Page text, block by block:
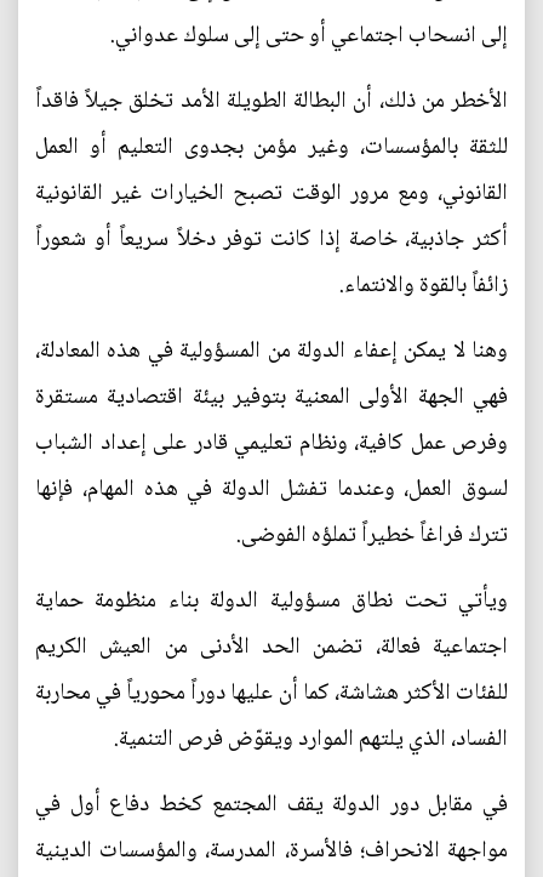
إلى انسحاب اجتماعي أو حتى إلى سلوك عدواني.
الأخطر من ذلك، أن البطالة الطويلة الأمد تخلق جيلاً فاقداً
للثقة بالمؤسسات، وغير مؤمن بجدوى التعليم أو العمل
القانوني، ومع مرور الوقت تصبح الخيارات غير القانونية
أكثر جاذبية، خاصة إذا كانت توفر دخلاً سريعاً أو شعوراً
زائفاً بالقوة والانتماء.
وهنا لا يمكن إعفاء الدولة من المسؤولية في هذه المعادلة،
فهي الجهة الأولى المعنية بتوفير بيئة اقتصادية مستقرة
وفرص عمل كافية، ونظام تعليمي قادر على إعداد الشباب
لسوق العمل، وعندما تفشل الدولة في هذه المهام، فإنها
تترك فراغاً خطيراً تملؤه الفوضى.
ويأتي تحت نطاق مسؤولية الدولة بناء منظومة حماية
اجتماعية فعالة، تضمن الحد الأدنى من العيش الكريم
للفئات الأكثر هشاشة، كما أن عليها دوراً محورياً في محاربة
الفساد، الذي يلتهم الموارد ويقوّض فرص التنمية.
في مقابل دور الدولة يقف المجتمع كخط دفاع أول في
مواجهة الانحراف؛ فالأسرة، المدرسة، والمؤسسات الدينية